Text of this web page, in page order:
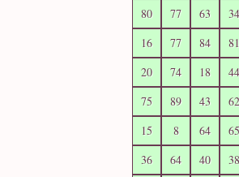
20
45 94 58
27
69 64 74
20
30 83 60
96
70 4 50
78
44 48 69
34
59 63 2